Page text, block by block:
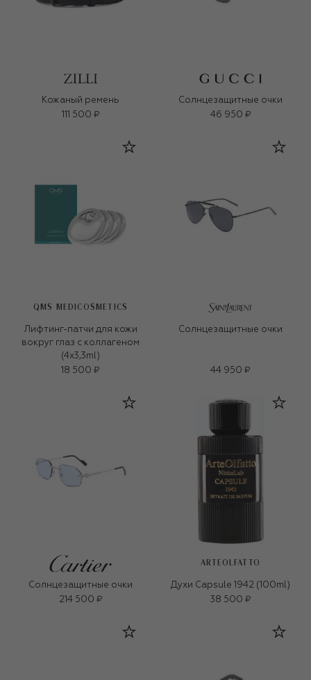
Кожаный ремень
111 500 ₽
Солнцезащитные очки
46 950 ₽
QMS MEDICOSMETICS
Лифтинг-патчи для кожи
вокруг глаз с коллагеном
(4x3,3ml)
18 500 ₽
Солнцезащитные очки
44 950 ₽
Солнцезащитные очки
214 500 ₽
ARTEOLFATTO
Духи Capsule 1942 (100ml)
38 500 ₽